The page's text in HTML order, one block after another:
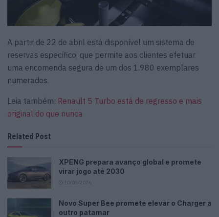
A partir de 22 de abril está disponível um sistema de
reservas específico, que permite aos clientes efetuar
uma encomenda segura de um dos 1.980 exemplares
numerados.
Leia também: Renault 5 Turbo está de regresso e mais
original do que nunca
Related Post
XPENG prepara avanço global e promete
virar jogo até 2030
Novo Super Bee promete elevar o Charger a
outro patamar